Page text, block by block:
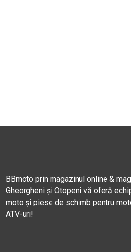
BBmoto prin magazinul online &
Gheorgheni și Otopeni vă oferă
moto și piese de schimb pentru
ATV-uri!